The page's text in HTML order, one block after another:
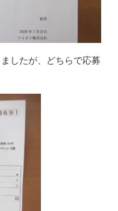
したが、どちらで応募